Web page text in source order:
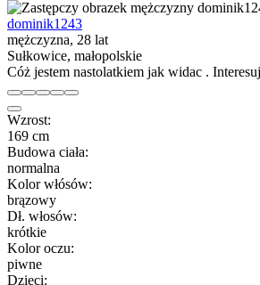
dominik1243
mężczyzna, 28 lat
Sułkowice, małopolskie
Cóż jestem nastolatkiem jak widac .
Wzrost:
169 cm
Budowa ciała:
normalna
Kolor włósów:
brązowy
Dł. włosów:
krótkie
Kolor oczu:
piwne
Dzieci: